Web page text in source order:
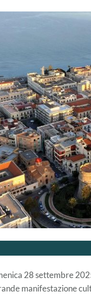
28 settembre
manifestazione